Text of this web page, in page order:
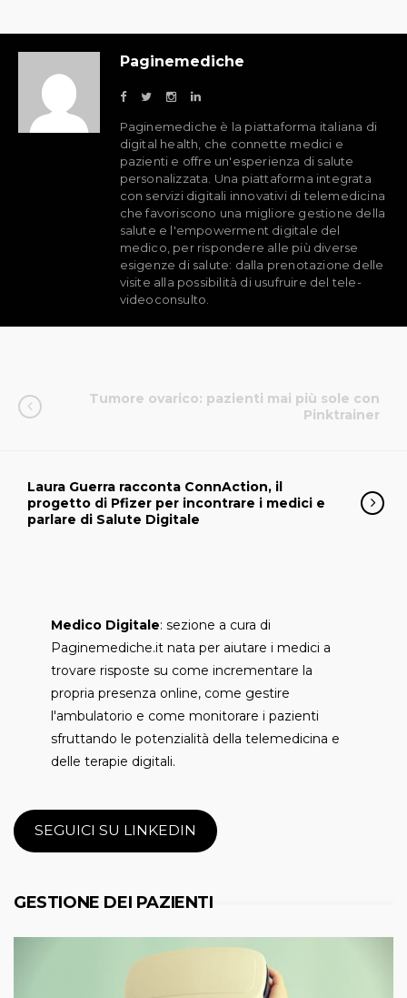
Paginemediche
Paginemediche è la piattaforma italiana di
digital health, che connette medici e
pazienti e offre un'esperienza di salute
personalizzata. Una piattaforma integrata
con servizi digitali innovativi di telemedicina
che favoriscono una migliore gestione della
salute e l'empowerment digitale del
medico, per rispondere alle più diverse
esigenze di salute: dalla prenotazione delle
visite alla possibilità di usufruire del tele-
videoconsulto.
Tumore ovarico: pazienti mai più sole con
Pinktrainer
Laura Guerra racconta ConnAction, il
progetto di Pfizer per incontrare i medici e
parlare di Salute Digitale
Medico Digitale: sezione a cura di
Paginemediche.it nata per aiutare i medici a
trovare risposte su come incrementare la
propria presenza online, come gestire
l'ambulatorio e come monitorare i pazienti
sfruttando le potenzialità della telemedicina e
delle terapie digitali.
SEGUICI SU LINKEDIN
GESTIONE DEI PAZIENTI